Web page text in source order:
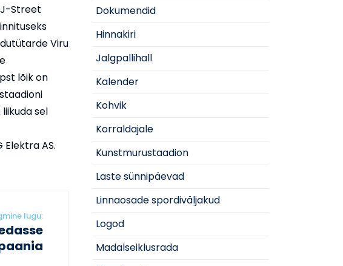
Street
Viru
lõik on
sel
AS.
lugu:
Dokumendid
Hinnakiri
Jalgpallihall
Kalender
Kohvik
Korraldajale
Kunstmurustaadion
Laste sünnipäevad
Linnaosade spordiväljakud
Logod
Madalseiklusrada